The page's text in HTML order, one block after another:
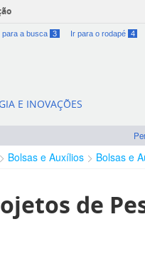
para a busca 3 Ir para o rodapé 4
E INOVAÇÕES
Bolsas e Auxílios Bolsas e
de